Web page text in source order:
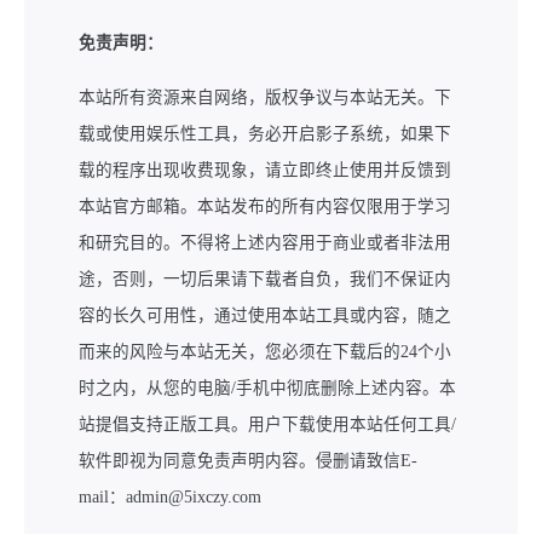
免责声明：
本站所有资源来自网络，版权争议与本站无关。下
载或使用娱乐性工具，务必开启影子系统，如果下
载的程序出现收费现象，请立即终止使用并反馈到
本站官方邮箱。本站发布的所有内容仅限用于学习
和研究目的。不得将上述内容用于商业或者非法用
途，否则，一切后果请下载者自负，我们不保证内
容的长久可用性，通过使用本站工具或内容，随之
而来的风险与本站无关，您必须在下载后的24个小
时之内，从您的电脑/手机中彻底删除上述内容。本
站提倡支持正版工具。用户下载使用本站任何工具/
软件即视为同意免责声明内容。侵删请致信E-
mail：admin@5ixczy.com